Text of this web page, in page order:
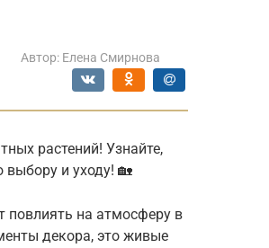
Автор: Елена Смирнова
растений! Узнайте,
выбору и уходу! 🏡
повлиять на атмосферу в
декора, это живые